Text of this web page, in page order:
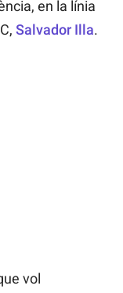
en la línia
Salvador Illa.
vol